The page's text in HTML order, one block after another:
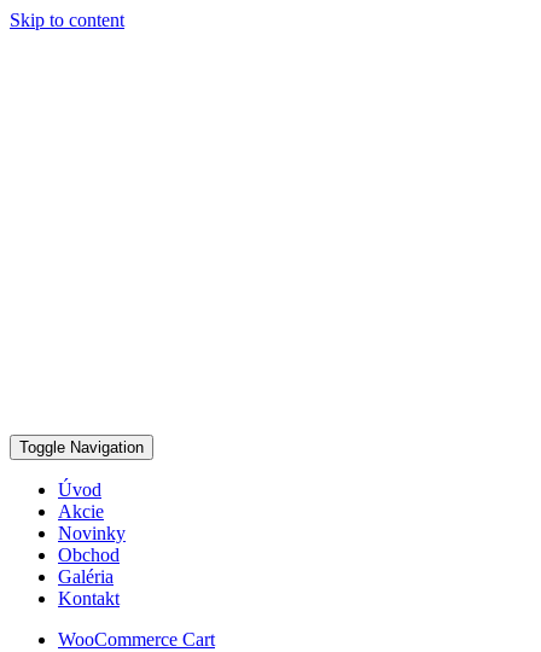
Skip to content
Toggle Navigation
Úvod
Akcie
Novinky
Obchod
Galéria
Kontakt
WooCommerce Cart